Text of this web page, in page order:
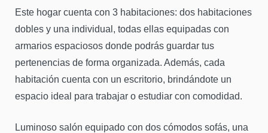
Este hogar cuenta con 3 habitaciones: dos habitaciones
dobles y una individual, todas ellas equipadas con
armarios espaciosos donde podrás guardar tus
pertenencias de forma organizada. Además, cada
habitación cuenta con un escritorio, brindándote un
espacio ideal para trabajar o estudiar con comodidad.
Luminoso salón equipado con dos cómodos sofás, una